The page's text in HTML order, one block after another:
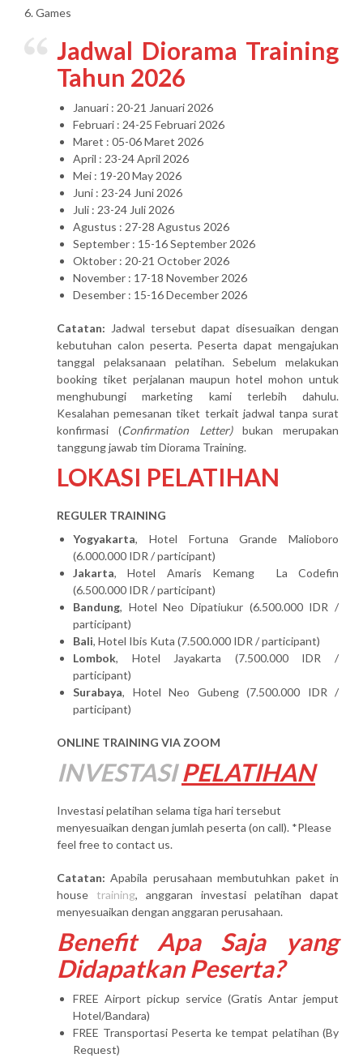
6. Games
Jadwal Diorama Training
Tahun 2026
Januari : 20-21 Januari 2026
Februari : 24-25 Februari 2026
Maret : 05-06 Maret 2026
April : 23-24 April 2026
Mei : 19-20 May 2026
Juni : 23-24 Juni 2026
Juli : 23-24 Juli 2026
Agustus : 27-28 Agustus 2026
September : 15-16 September 2026
Oktober : 20-21 October 2026
November : 17-18 November 2026
Desember : 15-16 December 2026
Catatan: Jadwal tersebut dapat disesuaikan dengan
kebutuhan calon peserta. Peserta dapat mengajukan
tanggal pelaksanaan pelatihan. Sebelum melakukan
booking tiket perjalanan maupun hotel mohon untuk
menghubungi marketing kami terlebih dahulu.
Kesalahan pemesanan tiket terkait jadwal tanpa surat
konfirmasi (Confirmation Letter)bukan merupakan
tanggung jawab tim Diorama Training.
LOKASI PELATIHAN
REGULER TRAINING
Yogyakarta, Hotel Fortuna Grande Malioboro
(6.000.000 IDR / participant)
Jakarta, Hotel Amaris Kemang La Codefin
(6.500.000 IDR / participant)
Bandung, Hotel Neo Dipatiukur (6.500.000 IDR /
participant)
Bali, Hotel Ibis Kuta (7.500.000 IDR / participant)
Lombok, Hotel Jayakarta (7.500.000 IDR /
participant)
Surabaya, Hotel Neo Gubeng (7.500.000 IDR /
participant)
ONLINE TRAINING VIA ZOOM
INVESTASI PELATIHAN
Investasi pelatihan selama tiga hari tersebut
menyesuaikan dengan jumlah peserta (on call). *Please
feel free to contact us.
Catatan: Apabila perusahaan membutuhkan paket in
house training, anggaran investasi pelatihan dapat
menyesuaikan dengan anggaran perusahaan.
Benefit Apa Saja yang
Didapatkan Peserta?
FREE Airport pickup service (Gratis Antar jemput
Hotel/Bandara)
FREE Transportasi Peserta ke tempat pelatihan (By
Request)